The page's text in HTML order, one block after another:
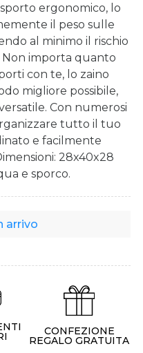
ergonomico, lo
il peso sulle
al minimo il rischio
Non importa quanto
con te, lo zaino
migliore possibile,
Con numerosi
tutto il tuo
e facilmente
28x40x28
e sporco.
arrivo
CONFEZIONE
REGALO GRATUITA